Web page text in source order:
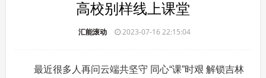
高校别样线上课堂
汇能滚动 2023-07-16 22:15:04
最近很多人再问云端共坚守 同心“课”时艰 解锁吉林